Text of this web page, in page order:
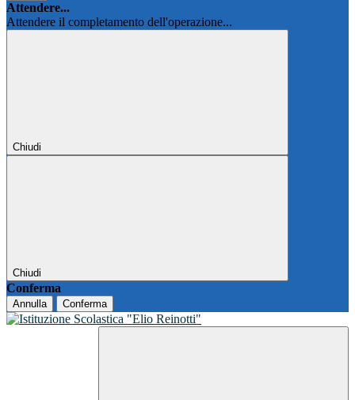
Attendere...
Attendere il completamento dell'operazione...
Chiudi
Chiudi
Conferma
Annulla Conferma